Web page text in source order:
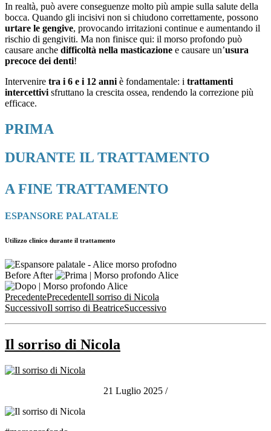
In realtà, può avere conseguenze molto più ampie sulla salute della
bocca. Quando gli incisivi non si chiudono correttamente, possono
urtare le gengive, provocando irritazioni continue e aumentando il
rischio di gengiviti. Ma non finisce qui: il morso profondo può
causare anche difficoltà nella masticazione e causare un’usura
precoce dei denti!
Intervenire tra i 6 e i 12 anni è fondamentale: i trattamenti
intercettivi sfruttano la crescita ossea, rendendo la correzione più
efficace.
PRIMA
DURANTE IL TRATTAMENTO
A FINE TRATTAMENTO
ESPANSORE PALATALE
Utilizzo clinico durante il trattamento
Before After
PrecedentePrecedenteIl sorriso di Nicola
SuccessivoIl sorriso di BeatriceSuccessivo
Il sorriso di Nicola
21 Luglio 2025 /